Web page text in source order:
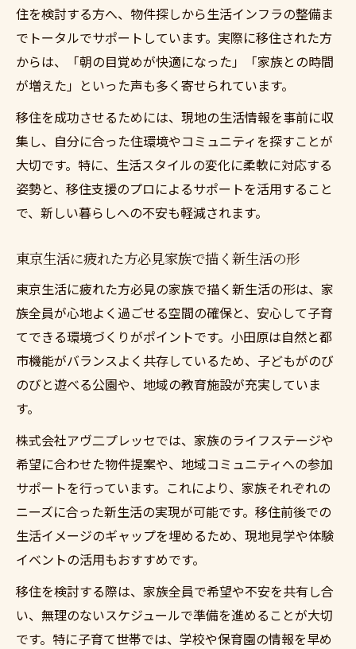
住を検討する方へ、物件探しから生活インフラの整備ま
でトータルでサポートしています。実際に移住された方
からは、「朝の目覚めが快適になった」「家族との時間
が増えた」といった声も多く寄せられています。
移住を成功させるためには、現地の生活情報を事前に収
集し、自分に合った住環境やコミュニティを探すことが
大切です。特に、生活スタイルの変化に柔軟に対応する
姿勢と、移住支援のプロによるサポートを活用すること
で、新しい暮らしへの不安も軽減されます。
東京生活に疲れた方必見家族で描く新生活の形
東京生活に疲れた方必見の家族で描く新生活の形は、家
族全員が心地よく過ごせる空間の確保と、安心して子育
てできる環境づくりがポイントです。小田原は自然と都
市機能がバランスよく共存しているため、子どもがのび
のびと遊べる公園や、地域の教育施設が充実していま
す。
株式会社アヴ二プレッセでは、家族のライフステージや
希望に合わせた物件提案や、地域コミュニティへの参加
サポートを行っています。これにより、家族それぞれの
ニーズに合った新生活の実現が可能です。移住前後での
生活イメージのギャップを埋めるため、現地見学や体験
イベントの活用もおすすめです。
移住を検討する際は、家族全員で希望や不安を共有し合
い、無理のないスケジュールで準備を進めることが大切
です。特に子育て世帯では、学校や保育園の情報を早め